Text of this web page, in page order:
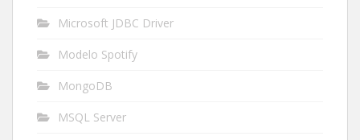
Microsoft JDBC Driver
Modelo Spotify
MongoDB
MSQL Server